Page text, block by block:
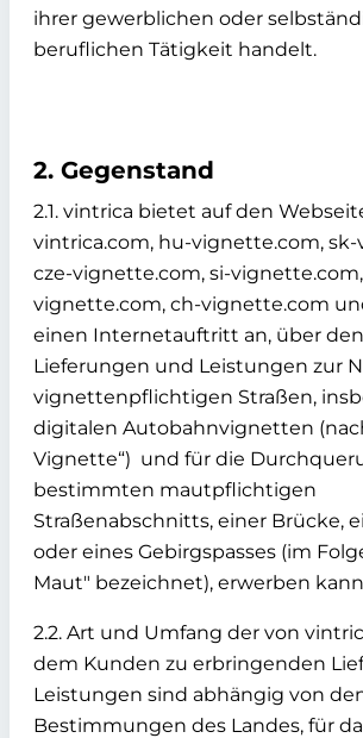
ihrer gewerblichen oder
beruflichen Tätigkeit handelt.
2. Gegenstand
2.1. vintrica bietet auf den
vintrica.com, hu-vignette.com,
cze-vignette.com, si-
vignette.com, ch-vignette.com
einen Internetauftritt an, über
Lieferungen und Leistungen zur
vignettenpflichtigen Straßen,
digitalen Autobahnvignetten
Vignette“) und für die
bestimmten mautpflichtigen
Straßenabschnitts, einer Brücke,
oder eines Gebirgspasses (im
Maut" bezeichnet), erwerben
2.2. Art und Umfang der von
dem Kunden zu erbringenden
Leistungen sind abhängig von
Bestimmungen des Landes, für